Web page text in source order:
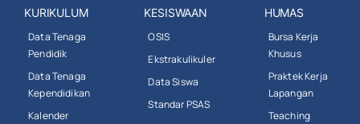
KURIKULUM
Data Tenaga
Pendidik
Data Tenaga
Kependidikan
Kalender
KESISWAAN
OSIS
Ekstrakulikuler
Data Siswa
Standar PSAS
HUMAS
Bursa Kerja
Khusus
Praktek Kerja
Lapangan
Teaching